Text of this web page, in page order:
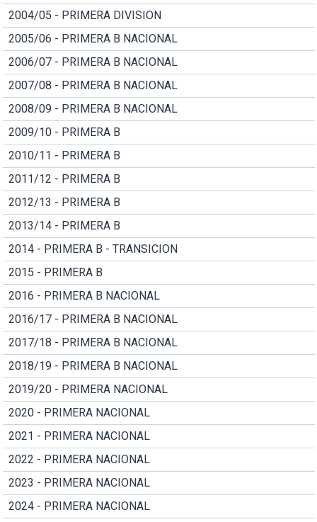
2004/05 - PRIMERA DIVISION
2005/06 - PRIMERA B NACIONAL
2006/07 - PRIMERA B NACIONAL
2007/08 - PRIMERA B NACIONAL
2008/09 - PRIMERA B NACIONAL
2009/10 - PRIMERA B
2010/11 - PRIMERA B
2011/12 - PRIMERA B
2012/13 - PRIMERA B
2013/14 - PRIMERA B
2014 - PRIMERA B - TRANSICION
2015 - PRIMERA B
2016 - PRIMERA B NACIONAL
2016/17 - PRIMERA B NACIONAL
2017/18 - PRIMERA B NACIONAL
2018/19 - PRIMERA B NACIONAL
2019/20 - PRIMERA NACIONAL
2020 - PRIMERA NACIONAL
2021 - PRIMERA NACIONAL
2022 - PRIMERA NACIONAL
2023 - PRIMERA NACIONAL
2024 - PRIMERA NACIONAL